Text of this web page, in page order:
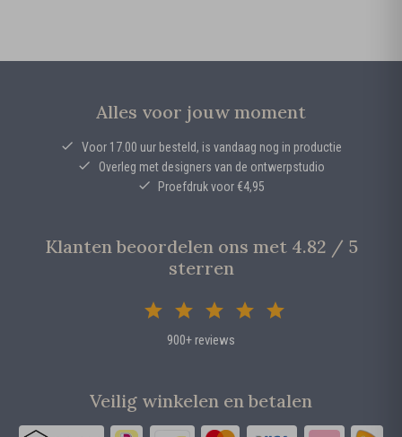
Alles voor jouw moment
Voor 17.00 uur besteld, is vandaag nog in productie
Overleg met designers van de ontwerpstudio
Proefdruk voor €4,95
Klanten beoordelen ons met 4.82 / 5
sterren
900+ reviews
Veilig winkelen en betalen